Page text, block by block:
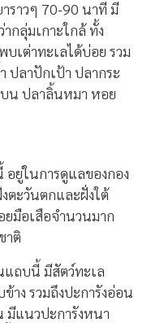
ราวๆ 70-90 นาที มี
กลุ่มเกาะใกล้ ทั้ง
เต่าทะเลได้บ่อย รวม
ปลาปักเป้า ปลากระ
บน ปลาลิ้นหมา หอย
ยู่ในการดูแลของกอง
ตะวันตกและฝั่งใต้
มือเสือจำนวนมาก
าติ
ถบนี้ มีสัตว์ทะเล
าง รวมถึงปะการังอ่อน
มีแนวปะการังหนา